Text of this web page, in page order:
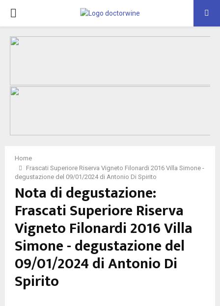
PRIMARY
MENU
Home
Frascati Superiore Riserva Vigneto Filonardi 2016 Villa Simone -
degustazione del 09/01/2024 di Antonio Di Spirito
Nota di degustazione:
Frascati Superiore Riserva
Vigneto Filonardi 2016 Villa
Simone - degustazione del
09/01/2024 di Antonio Di
Spirito